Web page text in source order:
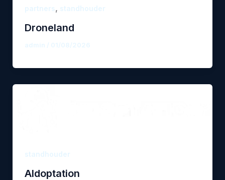
partners, standhouder
Droneland
admin / 01/08/2026
standhouder
AIdoptation